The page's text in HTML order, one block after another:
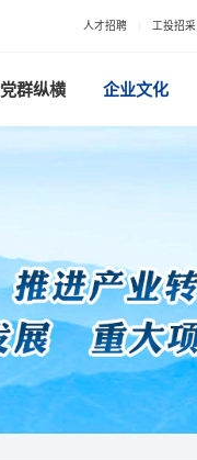
人才招聘
工投招采
党群纵横 企业文化